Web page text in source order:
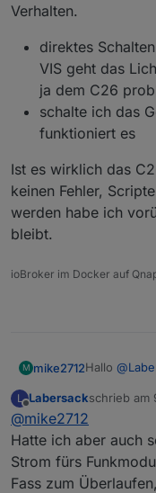
Verhalten.
direktes
VIS geht das
ja dem C26
schalte ich das
funktioniert es
Ist es wirklich das
keinen Fehler,
werden habe ich
bleibt.
ioBroker im Docker auf
M mike2712Hallo @
wieder alles
Ersatz
Eben bin
Verhalten.
aus,
Ist es
keinen
werden
Problem
L
Offline
Labersackschrieb am
zuletzt
@mike2712
Hatte ich aber auch
Strom fürs
Fass zum